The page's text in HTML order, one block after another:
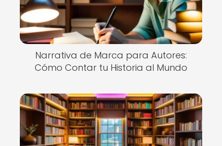
Narrativa de Marca para Autores:
Cómo Contar tu Historia al Mundo